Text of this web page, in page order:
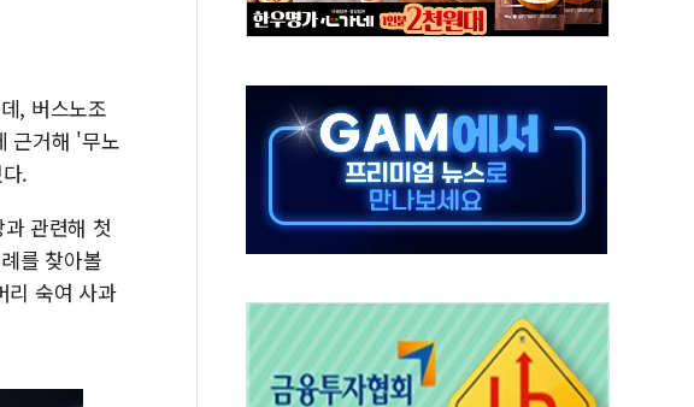
67개 점포 영업 재개...장바구니에 홈플러스 담아달라" 호소
저 이전 감사 무마' 유병호 구속 기소
오전 동반 하락…내린 종목이 두 배 넘어
찜통더위…김성환 기후부 장관 "예측범위 벗어나도 즉시대응"
앞서 침수 예측"…건설연, AI 위험기상 기술 개발
, 버스노조
근거해 '무노
.
관련해 첫
를 찾아볼
리 숙여 사과